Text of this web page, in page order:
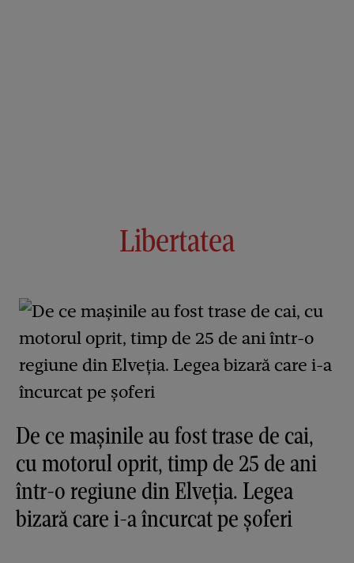
Libertatea
De ce mașinile au fost trase de cai,
cu motorul oprit, timp de 25 de ani
într-o regiune din Elveția. Legea
bizară care i-a încurcat pe șoferi